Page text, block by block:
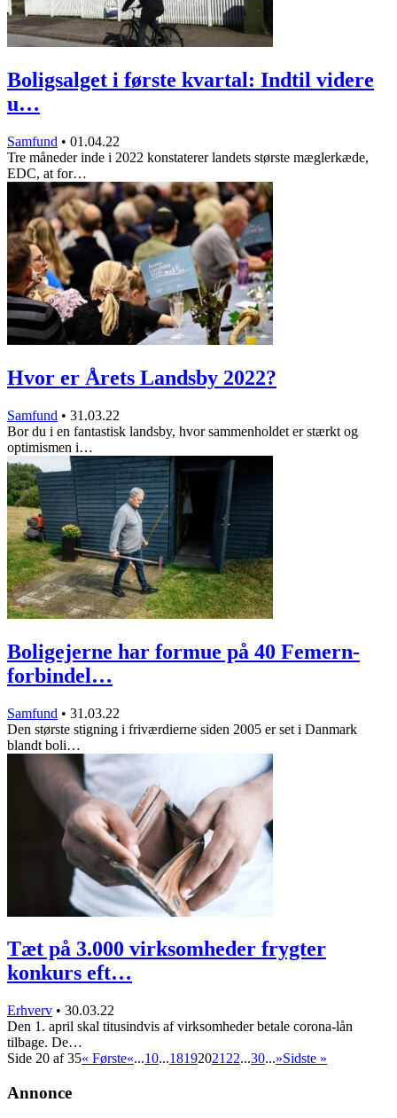
Boligsalget i første kvartal: Indtil videre
u…
Samfund • 01.04.22
Tre måneder inde i 2022 konstaterer landets største mæglerkæde,
EDC, at for…
Hvor er Årets Landsby 2022?
Samfund • 31.03.22
Bor du i en fantastisk landsby, hvor sammenholdet er stærkt og
optimismen i…
Boligejerne har formue på 40 Femern-
forbindel…
Samfund • 31.03.22
Den største stigning i friværdierne siden 2005 er set i Danmark
blandt boli…
Tæt på 3.000 virksomheder frygter
konkurs eft…
Erhverv • 30.03.22
Den 1. april skal titusindvis af virksomheder betale corona-lån
tilbage. De…
Side 20 af 35« Første«...10...18192021 22...30...»Sidste »
Annonce